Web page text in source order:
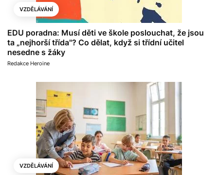
VZDĚLÁVÁNÍ
EDU poradna: Musí děti ve škole poslouchat, že jsou
ta „nejhorší třída"? Co dělat, když si třídní učitel
nesedne s žáky
Redakce Heroine
VZDĚLÁVÁNÍ